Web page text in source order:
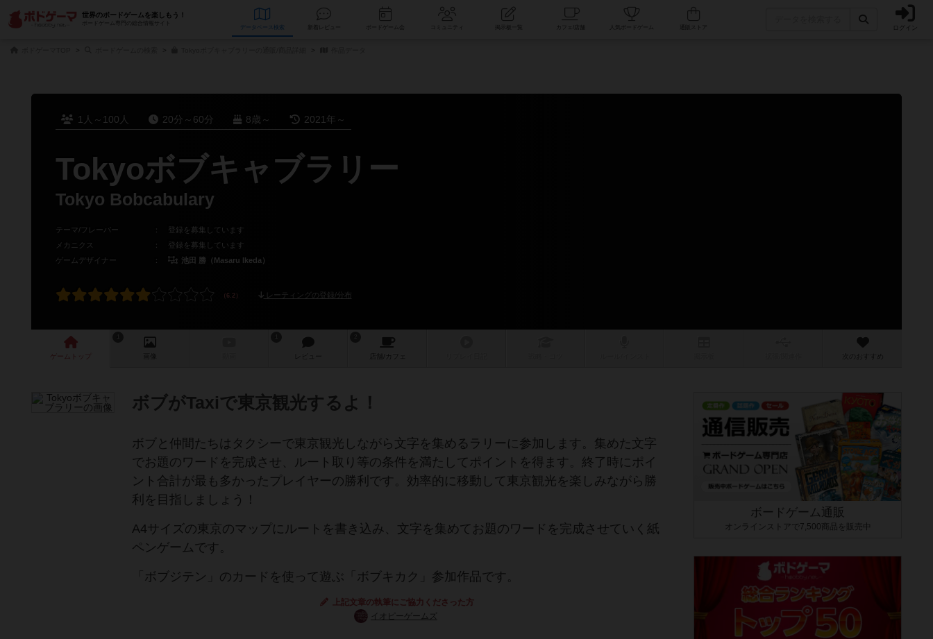
世界のボードゲームを楽しもう！
ボードゲーム専門の総合情報サイト
データベース コミュニティ 人気ボードゲーム ログイン
1人～100人 20分～60分 8歳～ 2021年～
Tokyoボブキャブラリー
Tokyo Bobcabulary
テーマ/フレーバー ：
登録を募集しています
メカニクス
：
登録を募集しています
ゲームデザイナー
： 池田 勝（Masaru Ikeda）
レーティングの登録/分布
ゲーム 画像 レビュー 店舗/ カフェ 次のおすすめ
ボブがTaxiで東京観光するよ！
ボブと仲間たちはタクシーで東京観光しながら文字を集めるラリーに参加します。集めた文字
でお題のワードを完成させ、ルート取り等の条件を満たしてポイントを得ます。終了時にポイ
ント合計が最も多かったプレイヤーの勝利です。効率的に移動して東京観光を楽しみながら勝
利を目指しましょう！
A4サイズの東京のマップにルートを書き込み、文字を集めてお題のワードを完成させていく紙
ペンゲームです。
「ボブジテン」のカードを使って遊ぶ「ボブキカク」参加作品です。
上記文章の執筆にご協力くださった方
イオピーゲームズ
ボードゲーム通販
オンラインストアで7,500商品を販売中